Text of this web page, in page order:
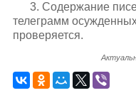
3. Содержание
телеграмм
проверяется.